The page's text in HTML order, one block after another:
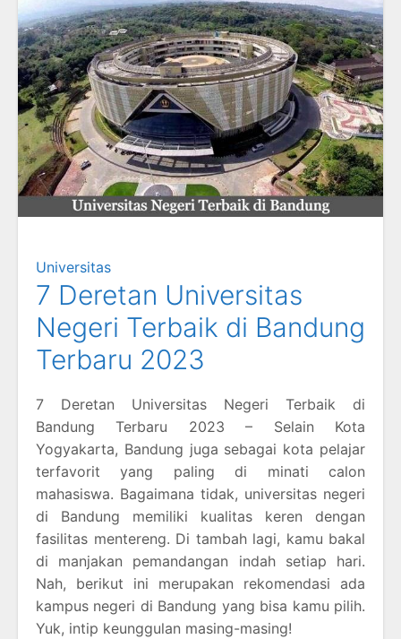
Universitas
7 Deretan Universitas
Negeri Terbaik di Bandung
Terbaru 2023
7 Deretan Universitas Negeri Terbaik di
Bandung Terbaru 2023 – Selain Kota
Yogyakarta, Bandung juga sebagai kota pelajar
terfavorit yang paling di minati calon
mahasiswa. Bagaimana tidak, universitas negeri
di Bandung memiliki kualitas keren dengan
fasilitas mentereng. Di tambah lagi, kamu bakal
di manjakan pemandangan indah setiap hari.
Nah, berikut ini merupakan rekomendasi ada
kampus negeri di Bandung yang bisa kamu pilih.
Yuk, intip keunggulan masing-masing!